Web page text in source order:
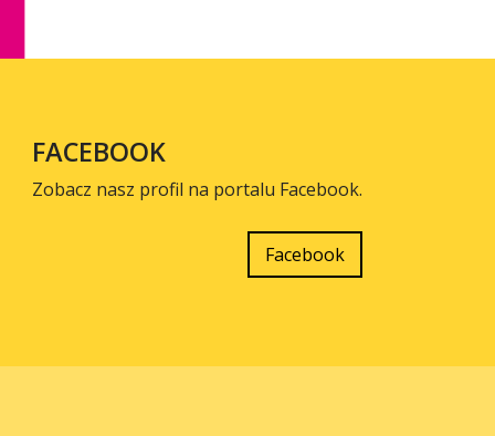
FACEBOOK
Zobacz nasz profil na portalu Facebook.
Facebook